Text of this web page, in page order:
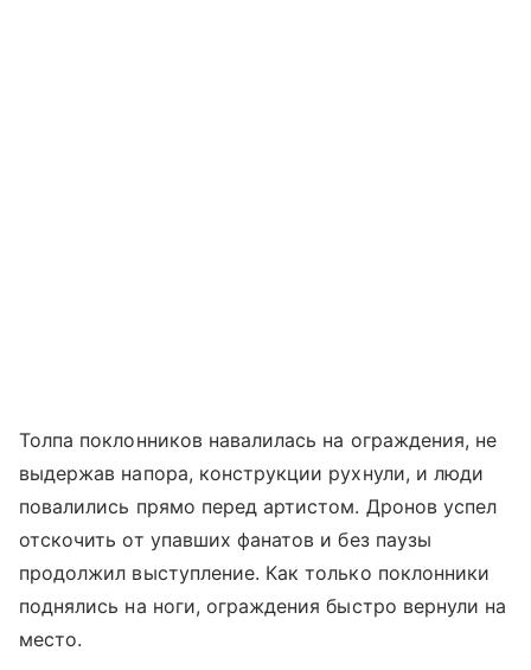
Толпа поклонников навалилась на ограждения, не
выдержав напора, конструкции рухнули, и люди
повалились прямо перед артистом. Дронов успел
отскочить от упавших фанатов и без паузы
продолжил выступление. Как только поклонники
поднялись на ноги, ограждения быстро вернули на
место.